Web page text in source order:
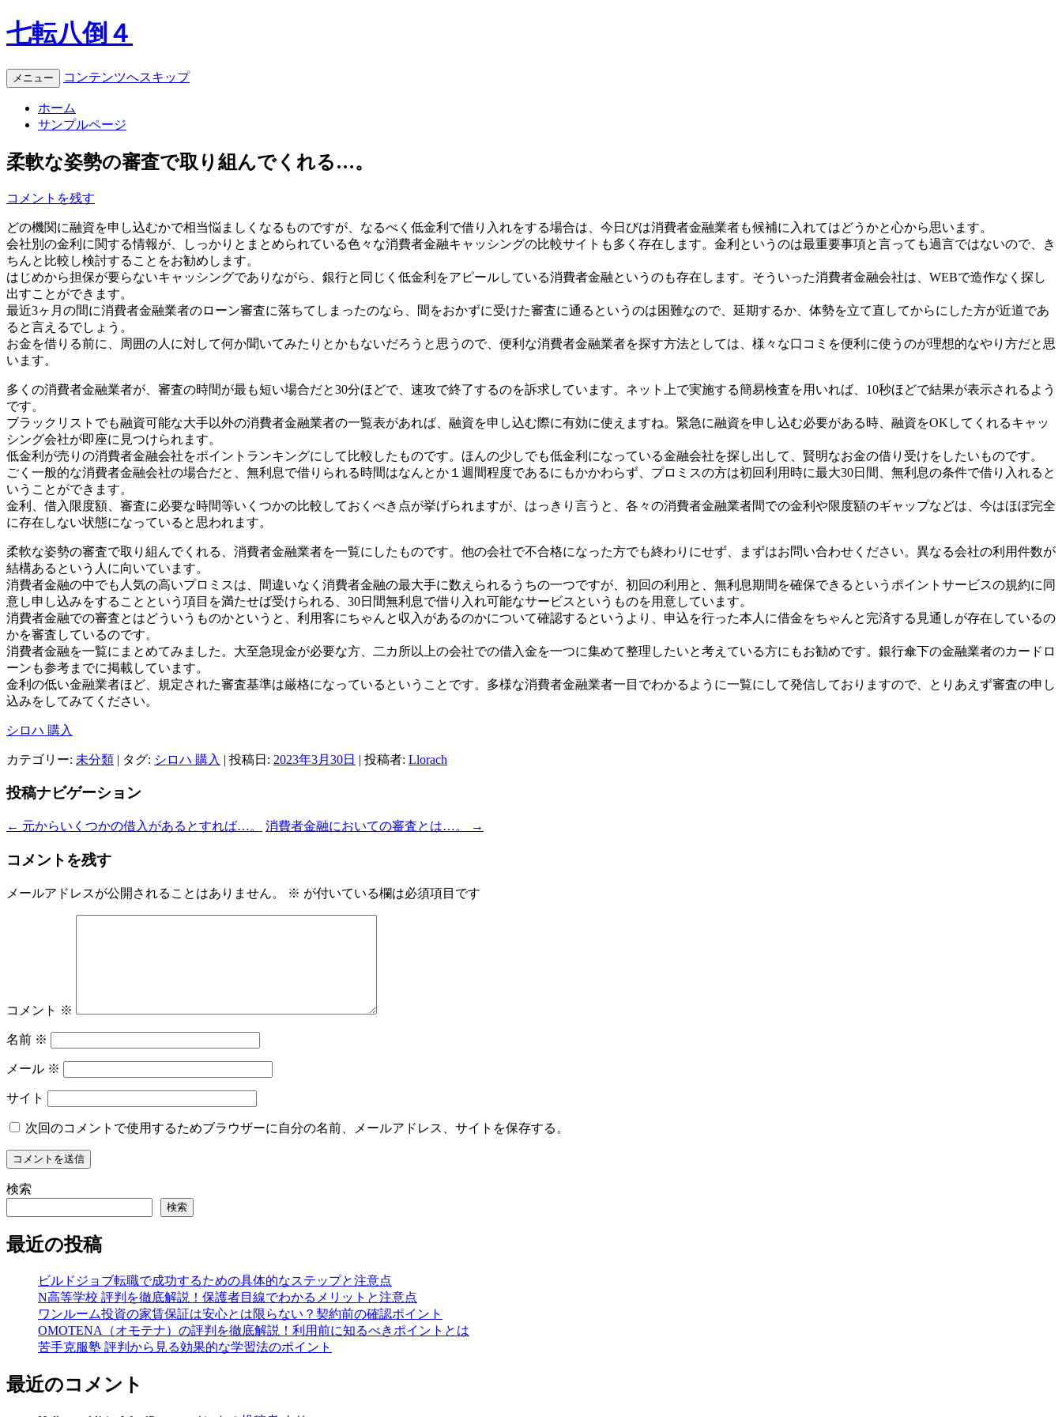
七転八倒４
メニュー コンテンツへスキップ
ホーム
サンプルページ
柔軟な姿勢の審査で取り組んでくれる…。
コメントを残す
どの機関に融資を申し込むかで相当悩ましくなるものですが、なるべく低金利で借り入れをする場合は、今日びは消費者金融業者も候補に入れてはどうかと心から思います。
会社別の金利に関する情報が、しっかりとまとめられている色々な消費者金融キャッシングの比較サイトも多く存在します。金利というのは最重要事項と言っても過言ではないので、き
ちんと比較し検討することをお勧めします。
はじめから担保が要らないキャッシングでありながら、銀行と同じく低金利をアピールしている消費者金融というのも存在します。そういった消費者金融会社は、WEBで造作なく探し
出すことができます。
最近3ヶ月の間に消費者金融業者のローン審査に落ちてしまったのなら、間をおかずに受けた審査に通るというのは困難なので、延期するか、体勢を立て直してからにした方が近道であ
ると言えるでしょう。
お金を借りる前に、周囲の人に対して何か聞いてみたりとかもないだろうと思うので、便利な消費者金融業者を探す方法としては、様々な口コミを便利に使うのが理想的なやり方だと思
います。
多くの消費者金融業者が、審査の時間が最も短い場合だと30分ほどで、速攻で終了するのを訴求しています。ネット上で実施する簡易検査を用いれば、10秒ほどで結果が表示されるよう
です。
ブラックリストでも融資可能な大手以外の消費者金融業者の一覧表があれば、融資を申し込む際に有効に使えますね。緊急に融資を申し込む必要がある時、融資をOKしてくれるキャッ
シング会社が即座に見つけられます。
低金利が売りの消費者金融会社をポイントランキングにして比較したものです。ほんの少しでも低金利になっている金融会社を探し出して、賢明なお金の借り受けをしたいものです。
ごく一般的な消費者金融会社の場合だと、無利息で借りられる時間はなんとか１週間程度であるにもかかわらず、プロミスの方は初回利用時に最大30日間、無利息の条件で借り入れると
いうことができます。
金利、借入限度額、審査に必要な時間等いくつかの比較しておくべき点が挙げられますが、はっきり言うと、各々の消費者金融業者間での金利や限度額のギャップなどは、今はほぼ完全
に存在しない状態になっていると思われます。
柔軟な姿勢の審査で取り組んでくれる、消費者金融業者を一覧にしたものです。他の会社で不合格になった方でも終わりにせず、まずはお問い合わせください。異なる会社の利用件数が
結構あるという人に向いています。
消費者金融の中でも人気の高いプロミスは、間違いなく消費者金融の最大手に数えられるうちの一つですが、初回の利用と、無利息期間を確保できるというポイントサービスの規約に同
意し申し込みをすることという項目を満たせば受けられる、30日間無利息で借り入れ可能なサービスというものを用意しています。
消費者金融での審査とはどういうものかというと、利用客にちゃんと収入があるのかについて確認するというより、申込を行った本人に借金をちゃんと完済する見通しが存在しているの
かを審査しているのです。
消費者金融を一覧にまとめてみました。大至急現金が必要な方、二カ所以上の会社での借入金を一つに集めて整理したいと考えている方にもお勧めです。銀行傘下の金融業者のカードロ
ーンも参考までに掲載しています。
金利の低い金融業者ほど、規定された審査基準は厳格になっているということです。多様な消費者金融業者一目でわかるように一覧にして発信しておりますので、とりあえず審査の申し
込みをしてみてください。
シロハ 購入
カテゴリー: 未分類 | タグ: シロハ 購入 | 投稿日: 2023年3月30日 | 投稿者: Llorach
投稿ナビゲーション
← 元からいくつかの借入があるとすれば…。 消費者金融においての審査とは…。 →
コメントを残す
メールアドレスが公開されることはありません。 ※ が付いている欄は必須項目です
コメント ※
名前 ※
メール ※
サイト
次回のコメントで使用するためブラウザーに自分の名前、メールアドレス、サイトを保存する。
検索
検索
最近の投稿
ビルドジョブ転職で成功するための具体的なステップと注意点
N高等学校 評判を徹底解説！保護者目線でわかるメリットと注意点
ワンルーム投資の家賃保証は安心とは限らない？契約前の確認ポイント
OMOTENA（オモテナ）の評判を徹底解説！利用前に知るべきポイントとは
苦手克服塾 評判から見る効果的な学習法のポイント
最近のコメント